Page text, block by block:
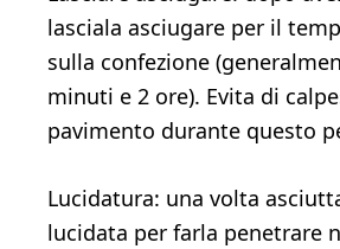
lasciala asciugare per il
sulla confezione
minuti e 2 ore). Evita di
pavimento durante questo
Lucidatura: una volta
lucidata per farla penetrare